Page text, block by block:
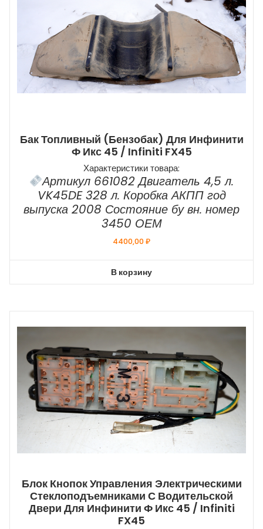
Бак Топливный (бензобак) Для Инфинити
Ф Икс 45 / Infiniti FX45
Характеристики товара:
Артикул 661082 Двигатель 4,5 л.
VK45DE 328 л. Коробка АКПП год
выпуска 2008 Состояние бу вн. номер
3450 ОЕМ
4400,00₽
В корзину
Блок Кнопок Управления Электрическими
Стеклоподъемниками С Водительской
Двери Для Инфинити Ф Икс 45 / Infiniti
FX45